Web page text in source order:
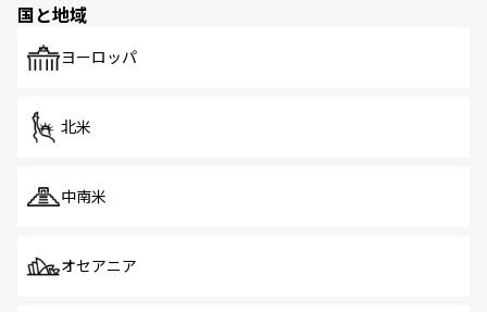
国と地域
ヨーロッパ
北米
中南米
オセアニア